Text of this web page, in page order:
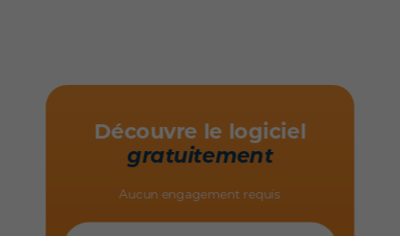
Découvre le logiciel
gratuitement
Aucun engagement requis